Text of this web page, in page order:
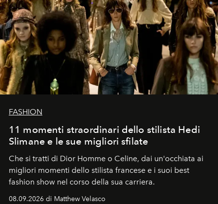
FASHION
11 momenti straordinari dello stilista Hedi
Slimane e le sue migliori sfilate
Che si tratti di Dior Homme o Celine, dai un'occhiata ai
migliori momenti dello stilista francese e i suoi best
fashion show nel corso della sua carriera.
08.09.2026 di Matthew Velasco